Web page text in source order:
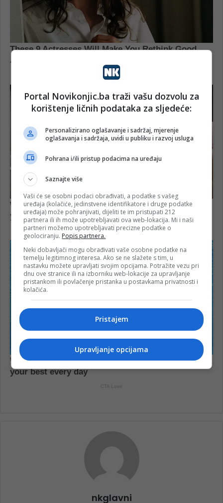
nkglavni
Portal Novikonjic.ba traži vašu dozvolu za
korištenje ličnih podataka za sljedeće:
Personalizirano oglašavanje i sadržaj, mjerenje
oglašavanja i sadržaja, uvidi u publiku i razvoj usluga
Pohrana i/ili pristup podacima na uređaju
Saznajte više
Vaši će se osobni podaci obrađivati, a podatke s vašeg
uređaja (kolačiće, jedinstvene identifikatore i druge podatke
uređaja) može pohranjivati, dijeliti te im pristupati 212
partnera ili ih može upotrebljavati ova web-lokacija. Mi i naši
partneri možemo upotrebljavati precizne podatke o
geolociranju. Popis partnera.
Neki dobavljači mogu obrađivati vaše osobne podatke na
temelju legitimnog interesa. Ako se ne slažete s tim, u
nastavku možete upravljati svojim opcijama. Potražite vezu pri
dnu ove stranice ili na izborniku web-lokacije za upravljanje
pristankom ili povlačenje pristanka u postavkama privatnosti i
kolačića.
Pristajem
Upravljanje opcijama